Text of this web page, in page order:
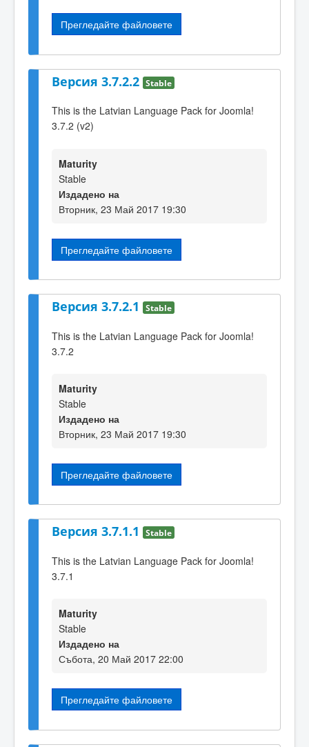
Прегледайте файловете
Версия 3.7.2.2 Stable
This is the Latvian Language Pack for Joomla!
3.7.2 (v2)
Maturity
Stable
Издадено на
Вторник, 23 Май 2017 19:30
Прегледайте файловете
Версия 3.7.2.1 Stable
This is the Latvian Language Pack for Joomla!
3.7.2
Maturity
Stable
Издадено на
Вторник, 23 Май 2017 19:30
Прегледайте файловете
Версия 3.7.1.1 Stable
This is the Latvian Language Pack for Joomla!
3.7.1
Maturity
Stable
Издадено на
Събота, 20 Май 2017 22:00
Прегледайте файловете